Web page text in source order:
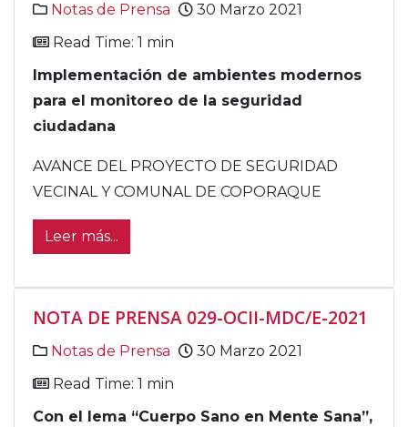
Notas de Prensa
30 Marzo 2021
Read Time: 1 min
Implementación de ambientes modernos
para el monitoreo de la seguridad
ciudadana
AVANCE DEL PROYECTO DE SEGURIDAD
VECINAL Y COMUNAL DE COPORAQUE
Leer más...
NOTA DE PRENSA 029-OCII-MDC/E-2021
Notas de Prensa
30 Marzo 2021
Read Time: 1 min
Con el lema “Cuerpo Sano en Mente Sana”,